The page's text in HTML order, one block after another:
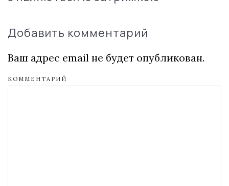
Добавить комментарий
Ваш адрес email не будет опубликован.
КОММЕНТАРИЙ